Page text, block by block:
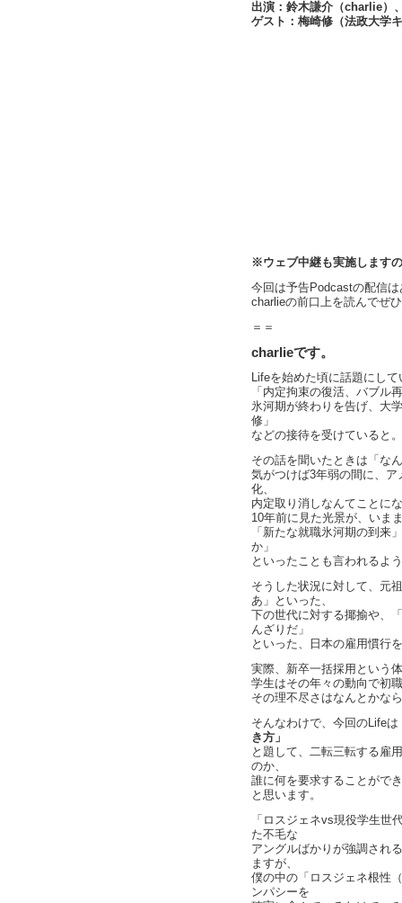
出演：鈴木謙介（charlie）
ゲスト：梅崎修（法政大学
※ウェブ中継も実施します
今回は予告Podcastの配信
charlieの前口上を読んでぜ
＝＝
charlieです。
Lifeを始めた頃に話題にし
「内定拘束の復活、バブル
氷河期が終わりを告げ、大
修」
などの接待を受けていると。
その話を聞いたときは「な
気がつけば3年弱の間に、
化、
内定取り消しなんてことに
10年前に見た光景が、いま
「新たな就職氷河期の到来
か」
といったことも言われるよ
そうした状況に対して、元
あ」といった、
下の世代に対する揶揄や、
んざりだ」
といった、日本の雇用慣行
実際、新卒一括採用という
学生はその年々の動向で初
その理不尽さはなんとかな
そんなわけで、今回のLifeは
き方」
と題して、二転三転する雇
のか、
誰に何を要求することがで
と思います。
「ロスジェネvs現役学生世
た不毛な
アングルばかりが強調され
ますが、
僕の中の「ロスジェネ根性
ンパシーを